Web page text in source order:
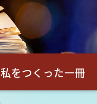
私をつくった一冊